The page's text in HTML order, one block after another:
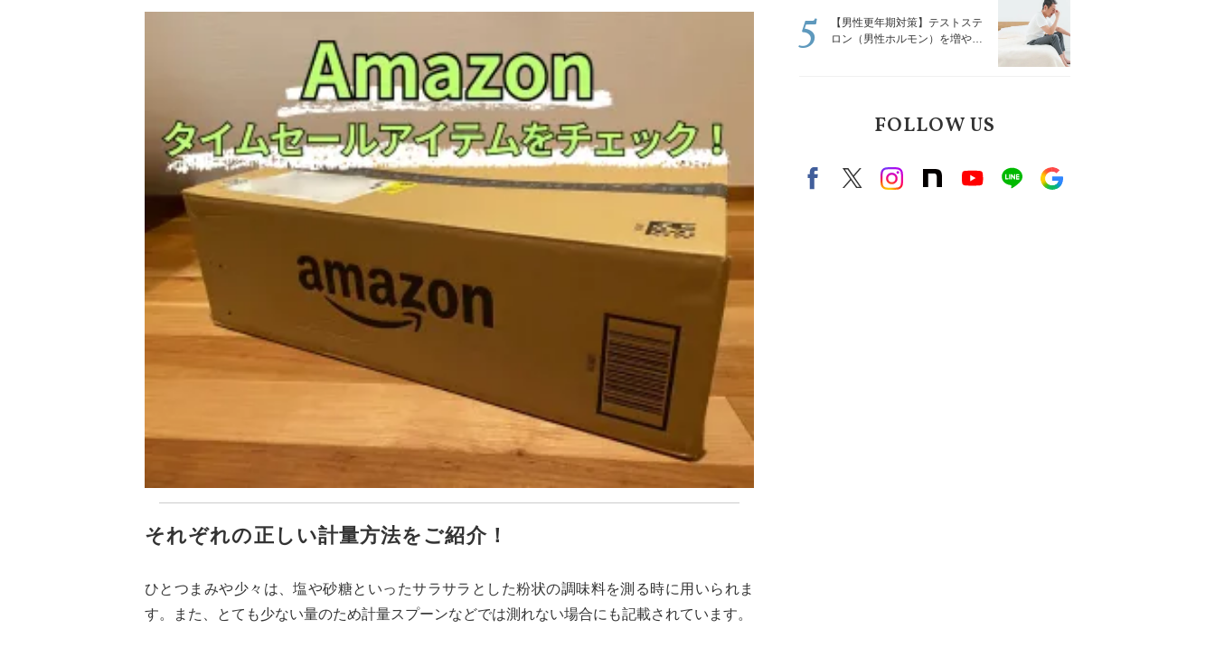
それぞれの正しい計量方法をご紹介！
ひとつまみや少々は、塩や砂糖といったサラサラとした粉状の調味料を測る時に用いられま
す。また、とても少ない量のため計量スプーンなどでは測れない場合にも記載されています。
【男性更年期対策】テストステ
ロン（男性ホルモン）を増やす
5
FOLLOW US
FacebookX（旧twitter）
instagram
note Youtubeline